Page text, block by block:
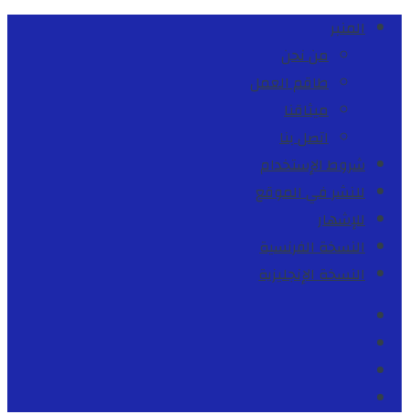
المنبر
من نحن
طاقم العمل
ميثاقنا
اتصل بنا
شروط الإستخدام
للنشر في الموقع
للإشهار
النسخة الفرنسية
النسخة الإنجليزية